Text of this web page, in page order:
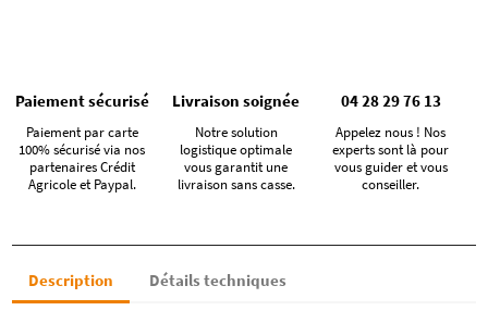
Paiement sécurisé
Paiement par carte
100% sécurisé via nos
partenaires Crédit
Agricole et Paypal.
Livraison soignée
Notre solution
logistique optimale
vous garantit une
livraison sans casse.
04 28 29 76 13
Appelez nous ! Nos
experts sont là pour
vous guider et vous
conseiller.
Description Détails techniques